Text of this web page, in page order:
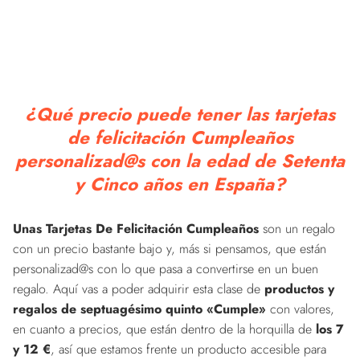
¿Qué precio puede tener las tarjetas
de felicitación Cumpleaños
personalizad@s con la edad de Setenta
y Cinco años en España?
Unas Tarjetas De Felicitación Cumpleaños son un regalo
con un precio bastante bajo y, más si pensamos, que están
personalizad@s con lo que pasa a convertirse en un buen
regalo. Aquí vas a poder adquirir esta clase de productos y
regalos de septuagésimo quinto «Cumple» con valores,
en cuanto a precios, que están dentro de la horquilla de los 7
y 12 €, así que estamos frente un producto accesible para